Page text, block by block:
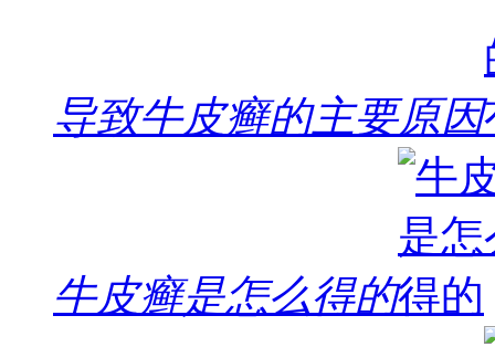
导致牛皮癣的主要原因
牛皮癣是怎么得的